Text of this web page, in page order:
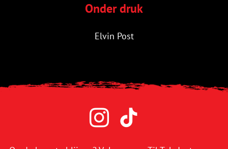
Onder druk
Elvin Post